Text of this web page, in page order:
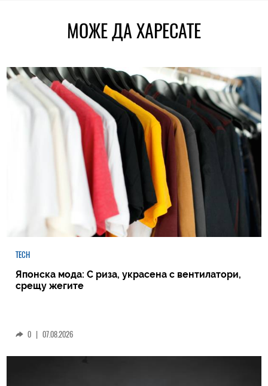
МОЖЕ ДА ХАРЕСАТЕ
TECH
Японска мода: С риза, украсена с вентилатори,
срещу жегите
0 | 07.08.2026